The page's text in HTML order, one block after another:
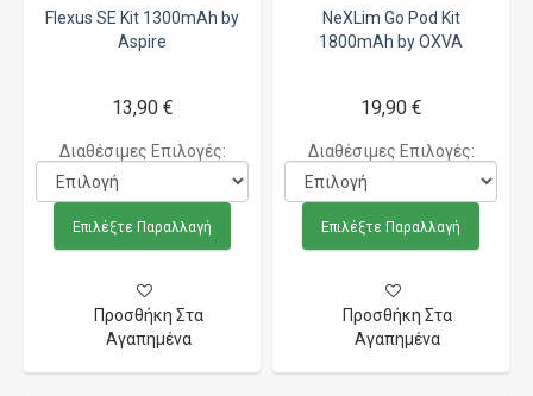
Flexus SE Kit 1300mAh by
Aspire
13,90 €
Διαθέσιμες Επιλογές:
Επιλέξτε Παραλλαγή
Προσθήκη Στα
Αγαπημένα
NeXLim Go Pod Kit
1800mAh by OXVA
19,90 €
Διαθέσιμες Επιλογές:
Επιλέξτε Παραλλαγή
Προσθήκη Στα
Αγαπημένα